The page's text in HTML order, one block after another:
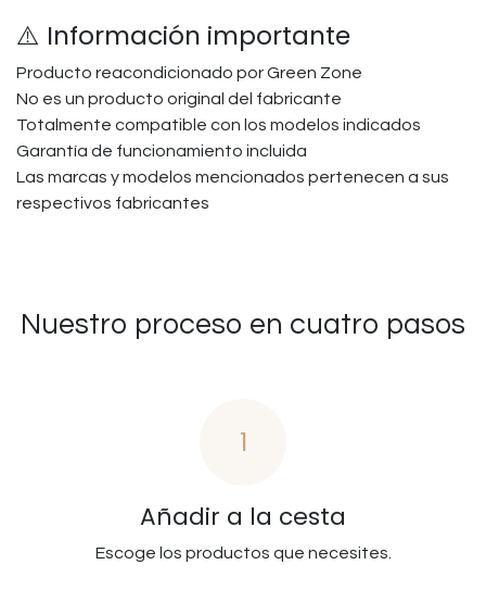
⚠️ Información importante
Producto reacondicionado por Green Zone
No es un producto original del fabricante
Totalmente compatible con los modelos indicados
Garantía de funcionamiento incluida
Las marcas y modelos mencionados pertenecen a sus
respectivos fabricantes
Nuestro proceso en cuatro pasos
1
Añadir a la cesta
Escoge los productos que necesites.